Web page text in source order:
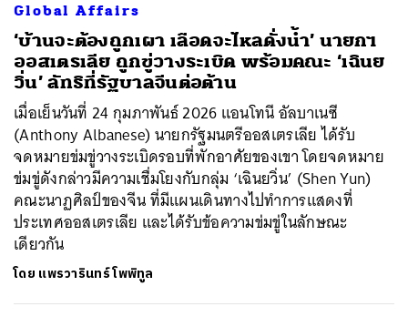
Global Affairs
‘บ้านจะต้องถูกเผา เลือดจะไหลดั่งน้ำ’ นายกฯ
ออสเตรเลีย ถูกขู่วางระเบิด พร้อมคณะ ‘เฉินย
วิ่น’ ลัทธิที่รัฐบาลจีนต่อต้าน
เมื่อเย็นวันที่ 24 กุมภาพันธ์ 2026 แอนโทนี อัลบาเนซี
(Anthony Albanese) นายกรัฐมนตรีออสเตรเลีย ได้รับ
จดหมายข่มขู่วางระเบิดรอบที่พักอาศัยของเขา โดยจดหมาย
ข่มขู่ดังกล่าวมีความเชื่มโยงกับกลุ่ม ‘เฉินยวิ่น’ (Shen Yun)
คณะนาฏศิลป์ของจีน ที่มีแผนเดินทางไปทำการแสดงที่
ประเทศออสเตรเลีย และได้รับข้อความข่มขู่ในลักษณะ
เดียวกัน
โดย แพรวารินทร์ โพพิทูล
EMAIL